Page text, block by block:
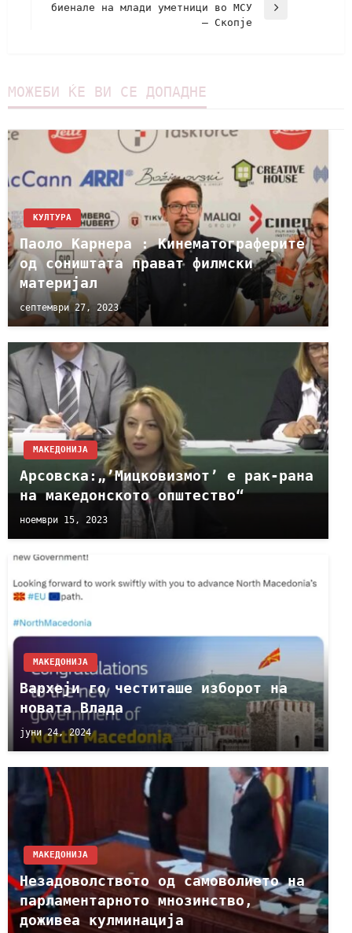
биенале на млади уметници во МСУ
– Скопје
МОЖЕБИ ЌЕ ВИ СЕ ДОПАДНЕ
КУЛТУРА
Паоло Карнера : Кинематограферите
од соништата прават филмски
материјал
септември 27, 2023
МАКЕДОНИЈА
Арсовска:„’Мицковизмот’ е рак-рана
на македонското општество“
ноември 15, 2023
МАКЕДОНИЈА
Вархеји го честиташе изборот на
новата Влада
јуни 24, 2024
МАКЕДОНИЈА
Незадоволството од самоволието на
парламентарното мнозинство,
доживеа кулминација